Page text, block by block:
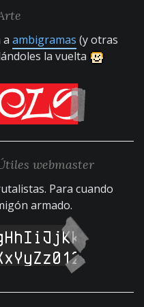
a ambigramas (y otras
la vuelta
webmaster
Para cuando
armado.